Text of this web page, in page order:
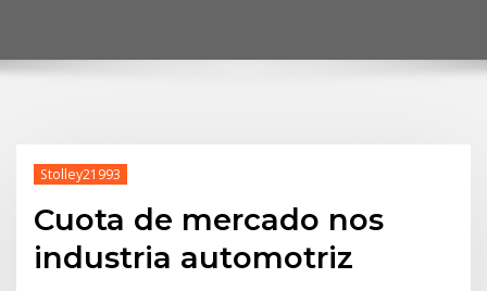
Stolley21993
Cuota de mercado nos
industria automotriz